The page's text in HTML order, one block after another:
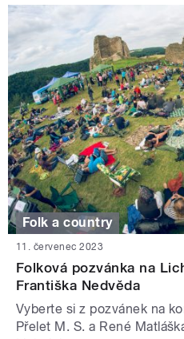
Folk a country
11. červenec 2023
Folková pozvánka na
Františka Nedvěda
Vyberte si z pozvánek na
Přelet M. S. a René